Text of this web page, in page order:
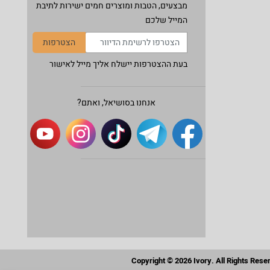
מבצעים, הטבות ומוצרים חמים ישירות לתיבת
המייל שלכם
הצטרפות
בעת ההצטרפות יישלח אליך מייל לאישור
אנחנו בסושיאל, ואתם?
Copyright © 2026 Ivory. All Rights